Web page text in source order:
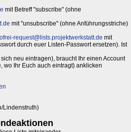
mit Betreff "subscribe" (ohne
mit "unsubscribe" (ohne Anführungsstriche)
request@lists.projektwerkstatt.de mit
durch euer Listen-Passwort ersetzen). Ist
neu eintragen), braucht Ihr einen Account
wo Ihr Euch auch eintragt) anklicken
Lindenstruth)